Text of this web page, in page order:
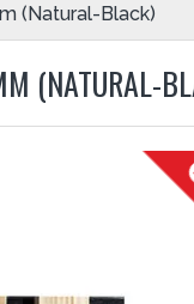
(Natural-Black)
(NATURAL-